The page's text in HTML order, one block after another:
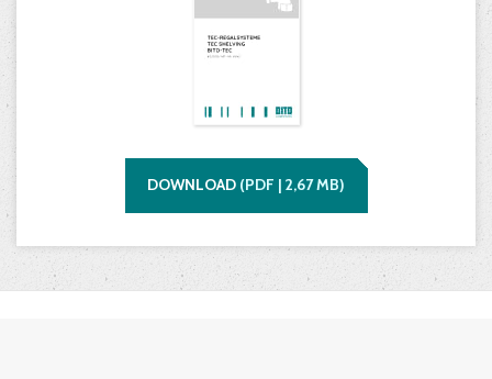
DOWNLOAD (PDF | 2,67MB)